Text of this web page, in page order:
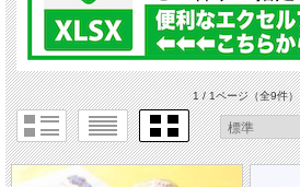
1 / 1ページ（全9件）